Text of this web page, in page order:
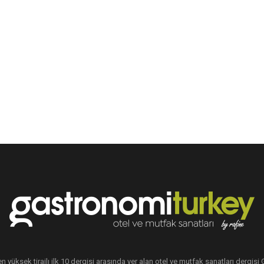
yüksek tirajlı ilk 10 dergisi arasında yer alan otel ve mutfak sanatları dergisi